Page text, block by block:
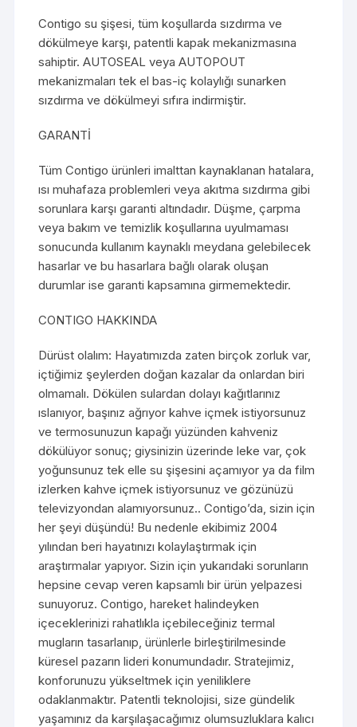
Contigo su şişesi, tüm koşullarda sızdırma ve
dökülmeye karşı, patentli kapak mekanizmasına
sahiptir. AUTOSEAL veya AUTOPOUT
mekanizmaları tek el bas-iç kolaylığı sunarken
sızdırma ve dökülmeyi sıfıra indirmiştir.
GARANTİ
Tüm Contigo ürünleri imalttan kaynaklanan hatalara,
ısı muhafaza problemleri veya akıtma sızdırma gibi
sorunlara karşı garanti altındadır. Düşme, çarpma
veya bakım ve temizlik koşullarına uyulmaması
sonucunda kullanım kaynaklı meydana gelebilecek
hasarlar ve bu hasarlara bağlı olarak oluşan
durumlar ise garanti kapsamına girmemektedir.
CONTIGO HAKKINDA
Dürüst olalım: Hayatımızda zaten birçok zorluk var,
içtiğimiz şeylerden doğan kazalar da onlardan biri
olmamalı. Dökülen sulardan dolayı kağıtlarınız
ıslanıyor, başınız ağrıyor kahve içmek istiyorsunuz
ve termosunuzun kapağı yüzünden kahveniz
dökülüyor sonuç; giysinizin üzerinde leke var, çok
yoğunsunuz tek elle su şişesini açamıyor ya da film
izlerken kahve içmek istiyorsunuz ve gözünüzü
televizyondan alamıyorsunuz.. Contigo’da, sizin için
her şeyi düşündü! Bu nedenle ekibimiz 2004
yılından beri hayatınızı kolaylaştırmak için
araştırmalar yapıyor. Sizin için yukarıdaki sorunların
hepsine cevap veren kapsamlı bir ürün yelpazesi
sunuyoruz. Contigo, hareket halindeyken
içeceklerinizi rahatlıkla içebileceğiniz termal
mugların tasarlanıp, ürünlerle birleştirilmesinde
küresel pazarın lideri konumundadır. Stratejimiz,
konforunuzu yükseltmek için yeniliklere
odaklanmaktır. Patentli teknolojisi, size gündelik
yaşamınız da karşılaşacağımız olumsuzluklara kalıcı